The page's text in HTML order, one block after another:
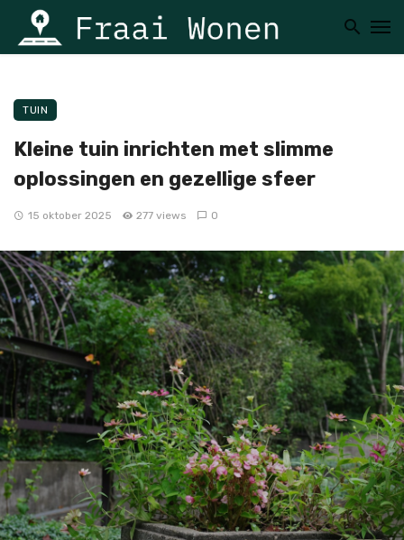
TUIN
Kleine tuin inrichten met slimme
oplossingen en gezellige sfeer
15 oktober 2025 277 views 0